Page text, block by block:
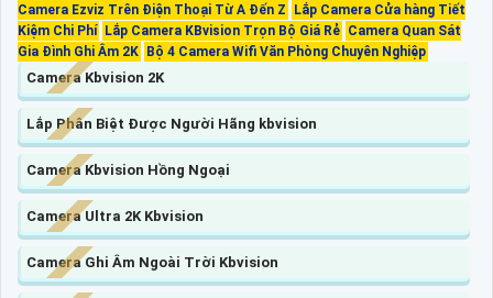
Camera Ezviz Trên Điện Thoại Từ A Đến Z
Lắp Camera Cửa hàng Tiết
Kiệm Chi Phí Lắp Camera KBvision Trọn Bộ Giá Rẻ Camera Quan Sát
Gia Đình Ghi Âm 2K Bộ 4 Camera Wifi Văn Phòng Chuyên Nghiệp
Camera Kbvision 2K
Lắp Phân Biệt Được Người Hãng kbvision
Camera Kbvision Hồng Ngoại
Camera Ultra 2K Kbvision
Camera Ghi Âm Ngoài Trời Kbvision